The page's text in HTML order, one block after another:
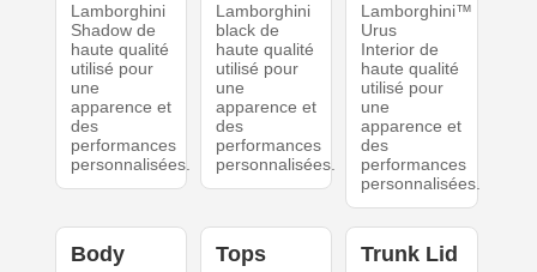
Lamborghini
Shadow de
haute qualité
utilisé pour
une
apparence et
des
performances
personnalisées.
Lamborghini
black de
haute qualité
utilisé pour
une
apparence et
des
performances
personnalisées.
Lamborghini™
Urus
Interior de
haute qualité
utilisé pour
une
apparence et
des
performances
personnalisées.
Body Tops Trunk Lid